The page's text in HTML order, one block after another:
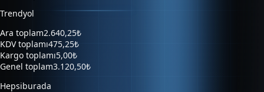
Ara toplam
2.640,25₺
Kargo toplamı5,00₺
Genel toplam3.120,50₺
Hepsiburada
Ara toplam1.220,00₺